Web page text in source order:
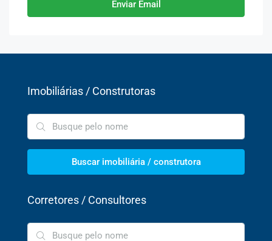
Enviar Email
Imobiliárias / Construtoras
Buscar imobiliária / construtora
Corretores / Consultores